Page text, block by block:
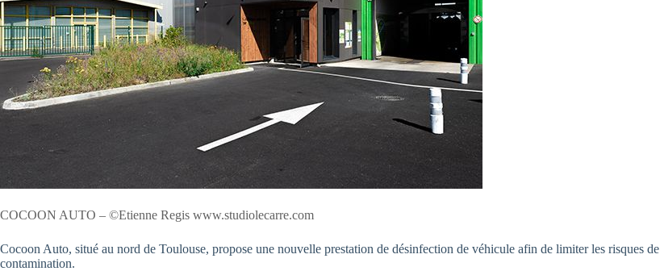
COCOON AUTO – ©Etienne Regis www.studiolecarre.com
Cocoon Auto, situé au nord de Toulouse, propose une nouvelle prestation de désinfection de véhicule afin de limiter les risques de
contamination.